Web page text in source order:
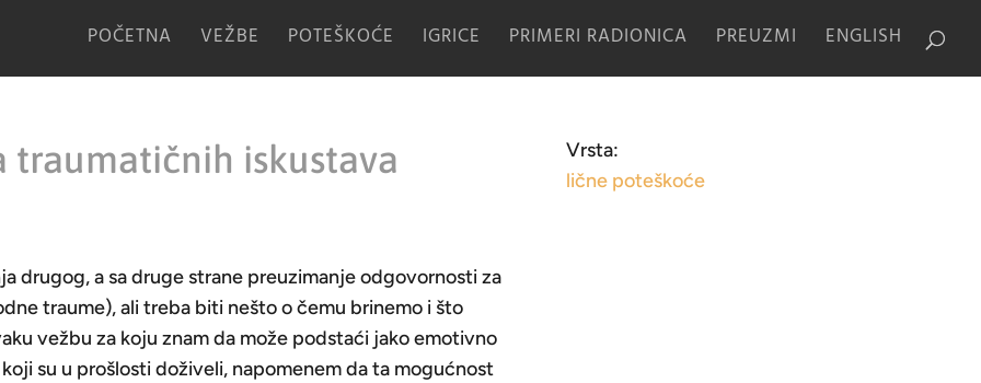
POČETNA VEŽBE POTEŠKOĆE IGRICE PRIMERI RADIONICA PREUZMI ENGLISH
traumatičnih iskustava
drugog, a sa druge strane preuzimanje odgovornosti za
traume), ali treba biti nešto o čemu brinemo i što
vežbu za koju znam da može podstaći jako emotivno
su u prošlosti doživeli, napomenem da ta mogućnost
Vrsta:
lične poteškoće